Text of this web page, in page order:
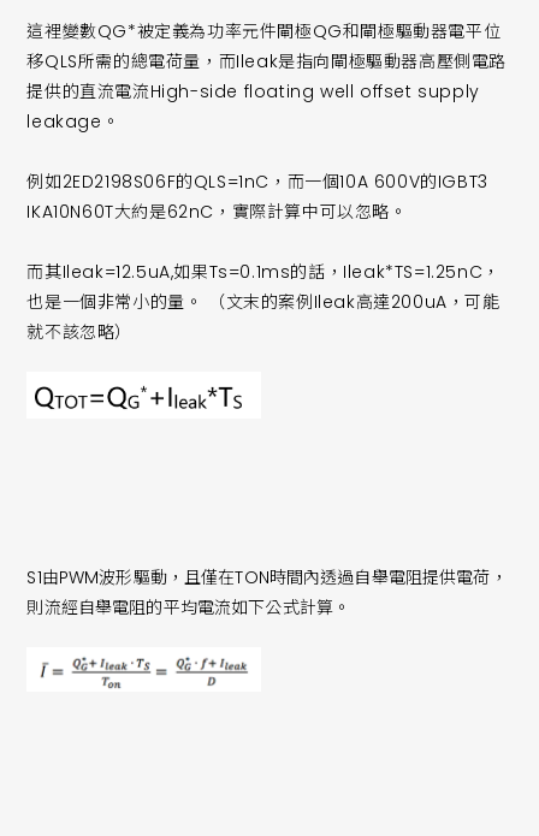
這裡變數QG*被定義為功率元件閘極QG和閘極驅動器電平位
移QLS所需的總電荷量，而Ileak是指向閘極驅動器高壓側電路
提供的直流電流High-side floating well offset supply
leakage。
例如2ED2198S06F的QLS=1nC，而一個10A 600V的IGBT3
IKA10N60T大約是62nC，實際計算中可以忽略。
而其Ileak=12.5uA,如果Ts=0.1ms的話，Ileak*TS=1.25nC，
也是一個非常小的量。 （文末的案例Ileak高達200uA，可能
就不該忽略）
S1由PWM波形驅動，且僅在TON時間內透過自舉電阻提供電荷，
則流經自舉電阻的平均電流如下公式計算。